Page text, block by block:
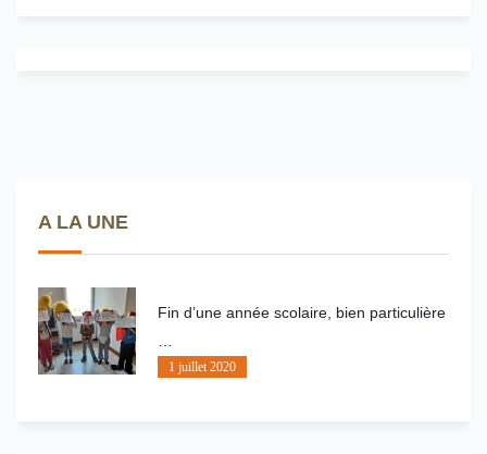
A LA UNE
Fin d’une année scolaire, bien particulière
1 juillet 2020